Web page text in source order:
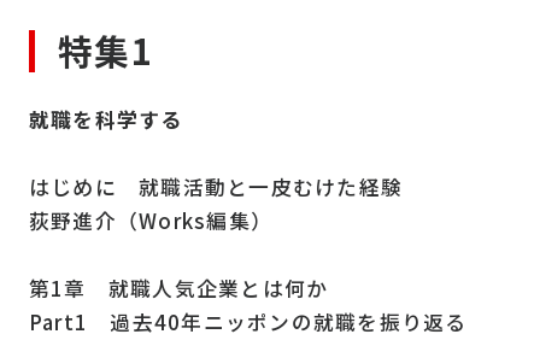
特集1
就職を科学する
はじめに 就職活動と一皮むけた経験
荻野進介（Works編集）
第1章 就職人気企業とは何か
Part1 過去40年ニッポンの就職を振り返る